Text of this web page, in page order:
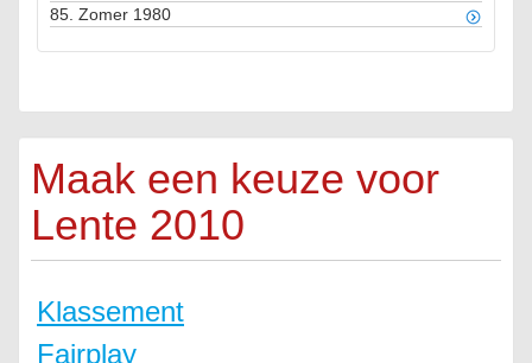
85. Zomer 1980
Maak een keuze voor
Lente 2010
Klassement
Fairplay